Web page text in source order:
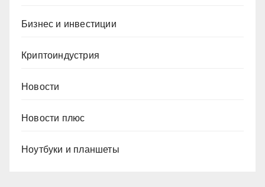
Бизнес и инвестиции
Криптоиндустрия
Новости
Новости плюс
Ноутбуки и планшеты